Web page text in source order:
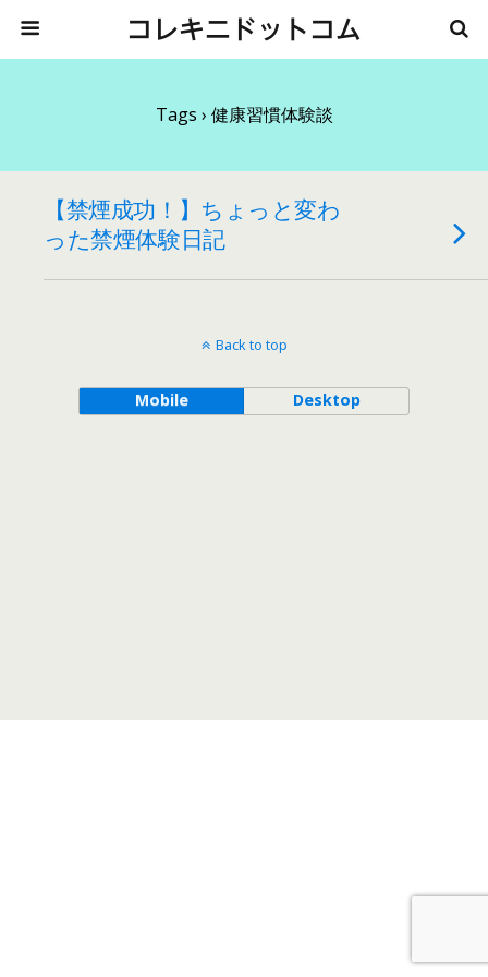
コレキニドットコム
Tags › 健康習慣体験談
【禁煙成功！】ちょっと変わ
った禁煙体験日記
Back to top
Mobile Desktop